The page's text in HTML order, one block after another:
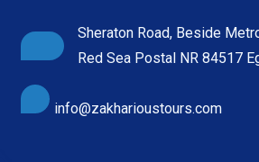
Sheraton Road, Beside
Red Sea Postal NR 84517
info@zakharioustours.com